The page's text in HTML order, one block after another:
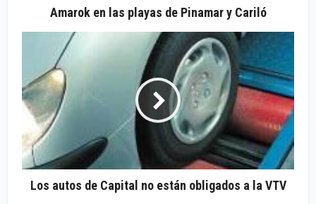
Amarok en las playas de Pinamar y Cariló
Los autos de Capital no están obligados a la VTV